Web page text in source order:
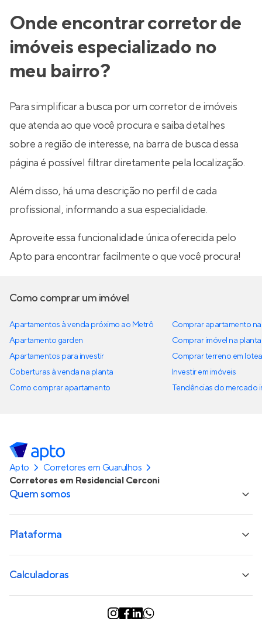
Onde encontrar corretor de
imóveis especializado no
meu bairro?
Para simplificar a busca por um corretor de imóveis
que atenda ao que você procura e saiba detalhes
sobre a região de interesse, na barra de busca dessa
página é possível filtrar diretamente pela localização.
Além disso, há uma descrição no perfil de cada
profissional, informando a sua especialidade.
Aproveite essa funcionalidade única oferecida pelo
Apto para encontrar facilmente o que você procura!
Como comprar um imóvel
Apartamentos à venda próximo ao Metrô
Apartamento garden
Apartamentos para investir
Coberturas à venda na planta
Como comprar apartamento
Comprar apartamento
Comprar imóvel na planta
Comprar terreno em
Investir em imóveis
Tendências do mercado
Apto
Corretores em Guarulhos
Corretores em Residencial Cerconi
Quem somos
Plataforma
Calculadoras